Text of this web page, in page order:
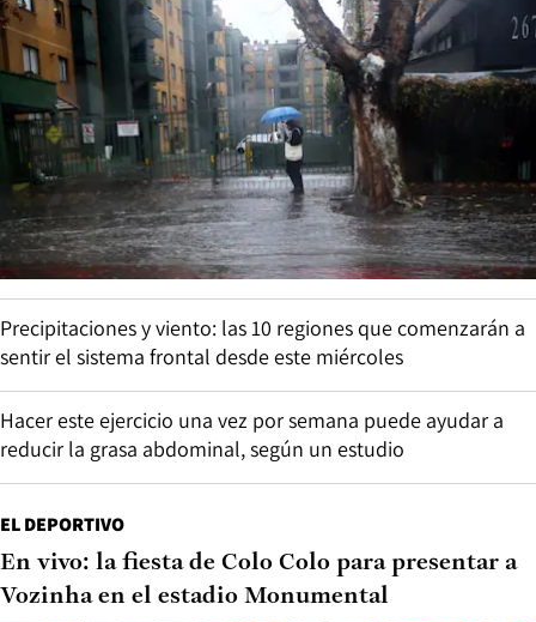
Precipitaciones y viento: las 10 regiones que comenzarán a
sentir el sistema frontal desde este miércoles
Hacer este ejercicio una vez por semana puede ayudar a
reducir la grasa abdominal, según un estudio
EL DEPORTIVO
En vivo: la fiesta de Colo Colo para presentar a
Vozinha en el estadio Monumental